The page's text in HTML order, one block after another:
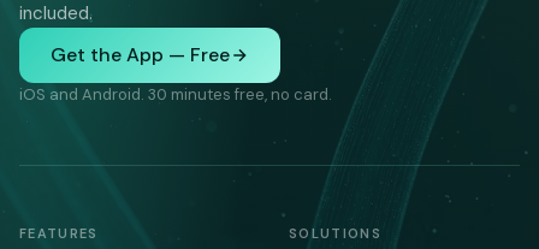
included.
Get the App — Free
iOS and Android. 30 minutes free, no card.
FEATURES SOLUTIONS